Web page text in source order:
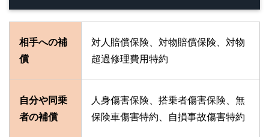
相手への補
償
対人賠償保険、対物賠償保険、対物
超過修理費用特約
自分や同乗
者の補償
人身傷害保険、搭乗者傷害保険、無
保険車傷害特約、自損事故傷害特約